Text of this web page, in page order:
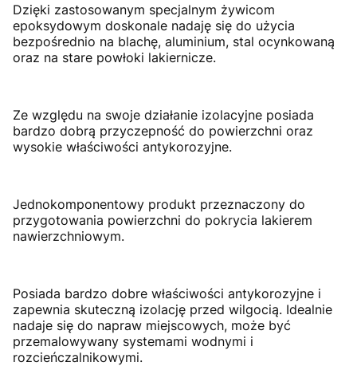
Dzięki zastosowanym specjalnym żywicom
epoksydowym doskonale nadaję się do użycia
bezpośrednio na blachę, aluminium, stal ocynkowaną
oraz na stare powłoki lakiernicze.
Ze względu na swoje działanie izolacyjne posiada
bardzo dobrą przyczepność do powierzchni oraz
wysokie właściwości antykorozyjne.
Jednokomponentowy produkt przeznaczony do
przygotowania powierzchni do pokrycia lakierem
nawierzchniowym.
Posiada bardzo dobre właściwości antykorozyjne i
zapewnia skuteczną izolację przed wilgocią. Idealnie
nadaje się do napraw miejscowych, może być
przemalowywany systemami wodnymi i
rozcieńczalnikowymi.